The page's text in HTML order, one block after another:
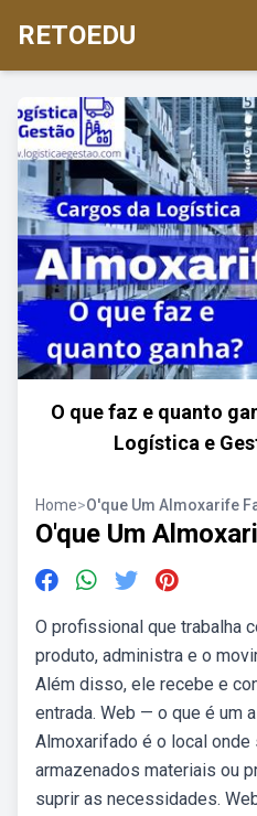
RETOEDU
O que faz e quanto
Logística e
Home>O'que Um Almoxarife
O'que Um
O profissional que trabalha
produto, administra e o
Além disso, ele recebe e
entrada. Web — o que é um
Almoxarifado é o local onde
armazenados materiais ou
suprir as necessidades.